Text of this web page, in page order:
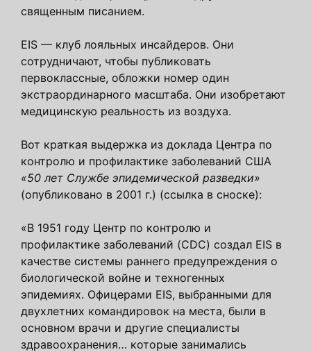
священным писанием.
EIS — клуб лояльных инсайдеров. Они
сотрудничают, чтобы публиковать
первоклассные, обложки номер один
экстраординарного масштаба. Они изобретают
медицинскую реальность из воздуха.
Вот краткая выдержка из доклада Центра по
контролю и профилактике заболеваний США
«50 лет Службе эпидемической разведки»
(опубликовано в 2001 г.) (ссылка в сноске):
«В 1951 году Центр по контролю и
профилактике заболеваний (CDC) создал EIS в
качестве системы раннего предупреждения о
биологической войне и техногенных
эпидемиях. Офицерами EIS, выбранными для
двухлетних командировок на места, были в
основном врачи и другие специалисты
здравоохранения… которые занимались